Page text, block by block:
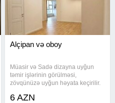
Alçipan və oboy
Müasir və Sadə dizayna uyğun
təmir işlərinin görülməsi,
zövqünüzə uyğun həyata keçirilir.
6 AZN